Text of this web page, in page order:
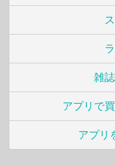
雑
アプリで
アプリ